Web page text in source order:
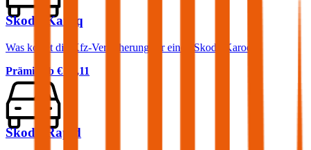
Skoda Karoq
Was kostet die Kfz-Versicherung für einen Skoda Karoq?
Prämie ab € 61,11
Skoda Rapid